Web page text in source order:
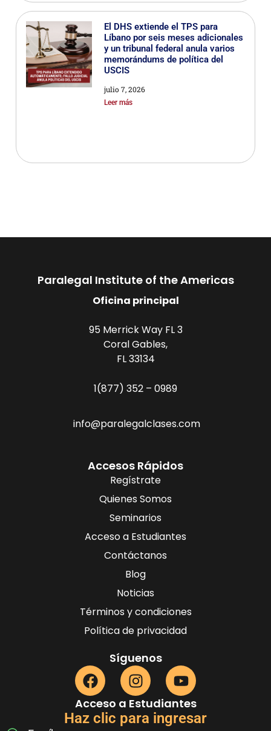
El DHS extiende el TPS para
Líbano por seis meses adicionales
y un tribunal federal anula varios
memorándums de política del
USCIS
julio 7, 2026
Leer más
Paralegal Institute of the Americas
Oficina principal
95 Merrick Way FL 3
Coral Gables,
FL 33134
1(877) 352 – 0989
info@paralegalclases.com
Accesos Rápidos
Regístrate
Quienes Somos
Seminarios
Acceso a Estudiantes
Contáctanos
Blog
Noticias
Términos y condiciones
Política de privacidad
Síguenos
Acceso a Estudiantes
Haz clic para ingresar